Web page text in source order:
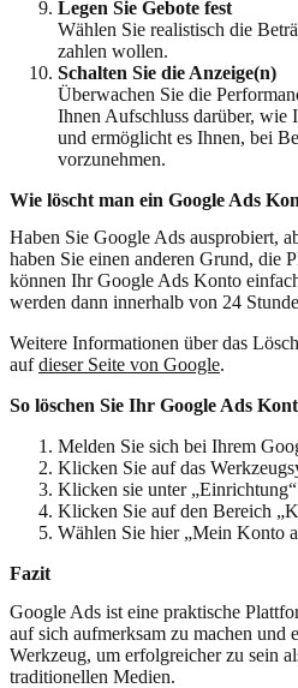
Legen Sie Gebote fest
Wählen Sie realistisch die
zahlen wollen.
Schalten Sie die Anzeige(n)
Überwachen Sie die
Ihnen Aufschluss darüber, wie
und ermöglicht es Ihnen, bei
vorzunehmen.
Wie löscht man ein Google Ads
Haben Sie Google Ads ausprobiert,
haben Sie einen anderen Grund, die
können Ihr Google Ads Konto
werden dann innerhalb von 24
Weitere Informationen über das
aufdieser Seite von Google.
So löschen Sie Ihr Google Ads
Melden Sie sich bei Ihrem
Klicken Sie auf das
Klicken sie unter
Klicken Sie auf den Bereich
Wählen Sie hier „Mein Konto
Fazit
Google Ads ist eine praktische
auf sich aufmerksam zu machen und
Werkzeug, um erfolgreicher zu sein
traditionellen Medien.